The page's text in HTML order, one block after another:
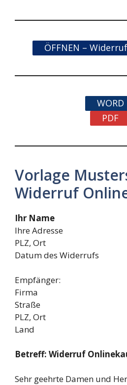
ÖFFNEN –
WORD
PDF
Vorlage
Widerruf
Ihr Name
Ihre Adresse
PLZ, Ort
Datum des Widerrufs
Empfänger:
Firma
Straße
PLZ, Ort
Land
Betreff: Widerruf
Sehr geehrte Damen und